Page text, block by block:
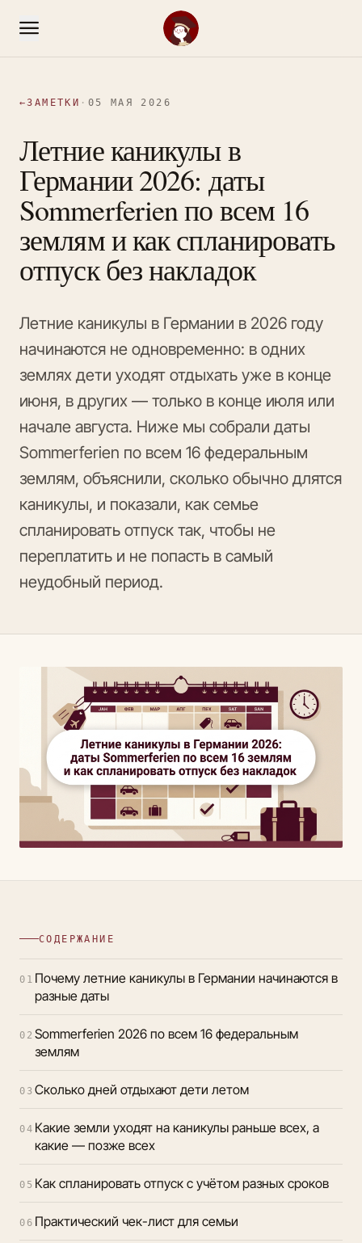
←ЗАМЕТКИ · 05 МАЯ 2026
Летние каникулы в
Германии 2026: даты
Sommerferien по всем 16
землям и как спланировать
отпуск без накладок
Летние каникулы в Германии в 2026 году
начинаются не одновременно: в одних
землях дети уходят отдыхать уже в конце
июня, в других — только в конце июля или
начале августа. Ниже мы собрали даты
Sommerferien по всем 16 федеральным
землям, объяснили, сколько обычно длятся
каникулы, и показали, как семье
спланировать отпуск так, чтобы не
переплатить и не попасть в самый
неудобный период.
СОДЕРЖАНИЕ
01 Почему летние каникулы в Германии начинаются в
разные даты
02 Sommerferien 2026 по всем 16 федеральным
землям
03 Сколько дней отдыхают дети летом
04 Какие земли уходят на каникулы раньше всех, а
какие — позже всех
05 Как спланировать отпуск с учётом разных сроков
06 Практический чек-лист для семьи